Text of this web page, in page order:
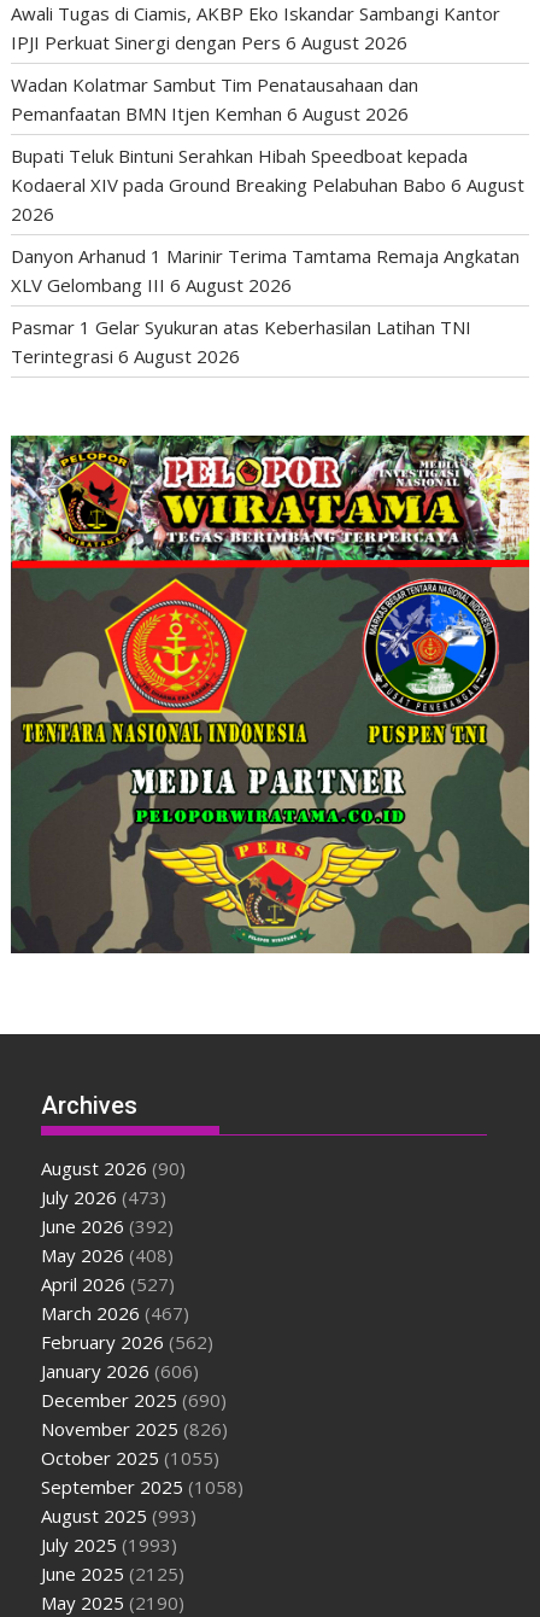
Awali Tugas di Ciamis, AKBP Eko Iskandar Sambangi Kantor
IPJI Perkuat Sinergi dengan Pers 6 August 2026
Wadan Kolatmar Sambut Tim Penatausahaan dan
Pemanfaatan BMN Itjen Kemhan 6 August 2026
Bupati Teluk Bintuni Serahkan Hibah Speedboat kepada
Kodaeral XIV pada Ground Breaking Pelabuhan Babo 6 August
2026
Danyon Arhanud 1 Marinir Terima Tamtama Remaja Angkatan
XLV Gelombang III 6 August 2026
Pasmar 1 Gelar Syukuran atas Keberhasilan Latihan TNI
Terintegrasi 6 August 2026
Archives
August 2026 (90)
July 2026 (473)
June 2026 (392)
May 2026 (408)
April 2026 (527)
March 2026 (467)
February 2026 (562)
January 2026 (606)
December 2025 (690)
November 2025 (826)
October 2025 (1055)
September 2025 (1058)
August 2025 (993)
July 2025 (1993)
June 2025 (2125)
May 2025 (2190)